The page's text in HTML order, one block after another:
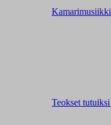
Kamarimusiikki
Teokset tutuiksi